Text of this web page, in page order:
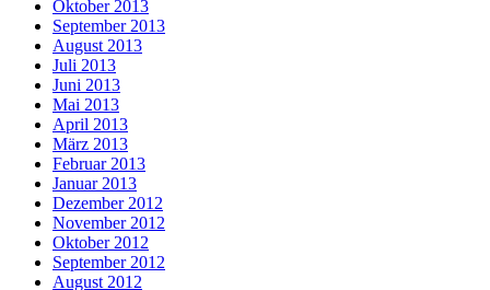
Oktober 2013
September 2013
August 2013
Juli 2013
Juni 2013
Mai 2013
April 2013
März 2013
Februar 2013
Januar 2013
Dezember 2012
November 2012
Oktober 2012
September 2012
August 2012